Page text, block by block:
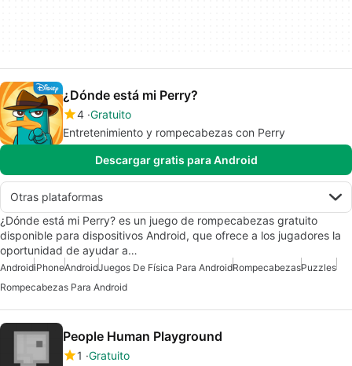
¿Dónde está mi Perry?
4 Gratuito
Entretenimiento y rompecabezas con Perry
Descargar gratis para Android
Otras plataformas
¿Dónde está mi Perry? es un juego de rompecabezas gratuito
disponible para dispositivos Android, que ofrece a los jugadores la
oportunidad de ayudar a…
AndroidiPhoneAndroidJuegos De Física Para AndroidRompecabezasPuzzles
Rompecabezas Para Android
People Human Playground
1 Gratuito